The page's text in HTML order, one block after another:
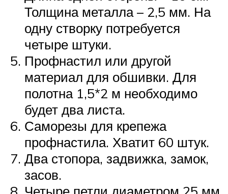
Толщина металла – 2,5 мм. На
одну створку потребуется
четыре штуки.
Профнастил или другой
материал для обшивки. Для
полотна 1,5*2 м необходимо
будет два листа.
Саморезы для крепежа
профнастила. Хватит 60 штук.
Два стопора, задвижка, замок,
засов.